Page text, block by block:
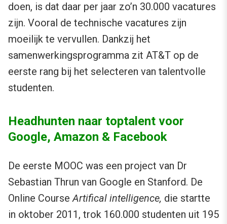
doen, is dat daar per jaar zo’n 30.000 vacatures
zijn. Vooral de technische vacatures zijn
moeilijk te vervullen. Dankzij het
samenwerkingsprogramma zit AT&T op de
eerste rang bij het selecteren van talentvolle
studenten.
Headhunten naar toptalent voor
Google, Amazon & Facebook
De eerste MOOC was een project van Dr
Sebastian Thrun van Google en Stanford. De
Online CourseArtifical intelligence, die startte
in oktober 2011, trok 160.000 studenten uit 195